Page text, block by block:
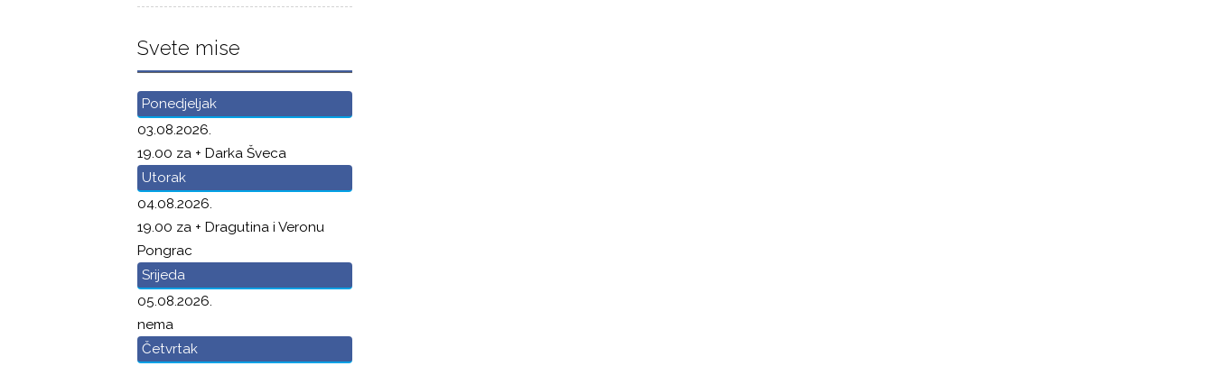
Svete mise
Ponedjeljak
03.08.2026.
19.00 za + Darka Šveca
Utorak
04.08.2026.
19.00 za + Dragutina i Veronu
Pongrac
Srijeda
05.08.2026.
nema
Četvrtak